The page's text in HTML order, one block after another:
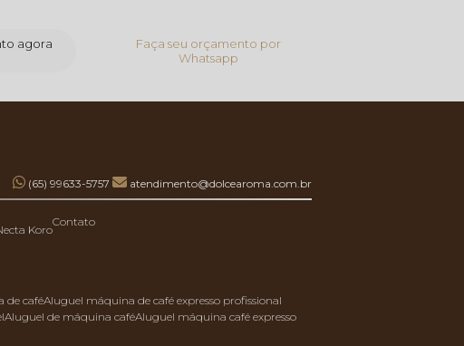
agora
Faça seu orçamento por
Whatsapp
(65) 99633-5757 atendimento@dolcearoma.com.br
Necta Koro
Contato
de café aluguel máquina de café expresso profissional
aluguel de máquina café aluguel máquina café expresso